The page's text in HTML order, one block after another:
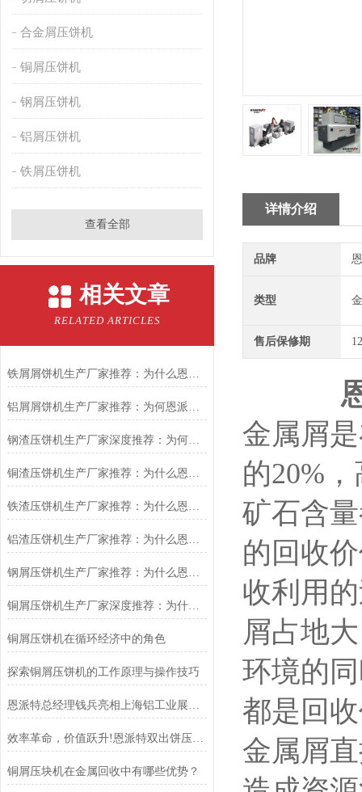
合金屑压饼机
铜屑压饼机
钢屑压饼机
铝屑压饼机
铁屑压饼机
查看全部
相关文章
RELATED ARTICLES
铁屑屑饼机生产厂家推荐：为什么恩派特是您的优选伙伴
铝屑屑饼机生产厂家推荐：为何恩派特成为金属回收行业的“隐形优选”？
钢渣压饼机生产厂家深度推荐：为何恩派特成为高净值产线的优选
铜渣压饼机生产厂家推荐：为什么恩派特成为众多企业的信赖？
铁渣压饼机生产厂家推荐：为什么恩派特成为众多企业的优选？
铝渣压饼机生产厂家推荐：为什么恩派特是值得信赖的选择？
钢屑压饼机生产厂家推荐：为什么恩派特是您值得信赖的选择？
铜屑压饼机生产厂家深度推荐：为什么恩派特成为市场的“压饼专家”？
铜屑压饼机在循环经济中的角色
探索铜屑压饼机的工作原理与操作技巧
恩派特总经理钱兵亮相上海铝工业展：为铝回收行业贡献“恩派特方案”
效率革命，价值跃升!恩派特双出饼压饼机全新升级，重塑金属回收
铜屑压块机在金属回收中有哪些优势？
详情介绍
品牌
类型
售后保修期
金属屑
的20%
矿石含
的回收
收利用
屑占地
环境的
都是回
金属屑